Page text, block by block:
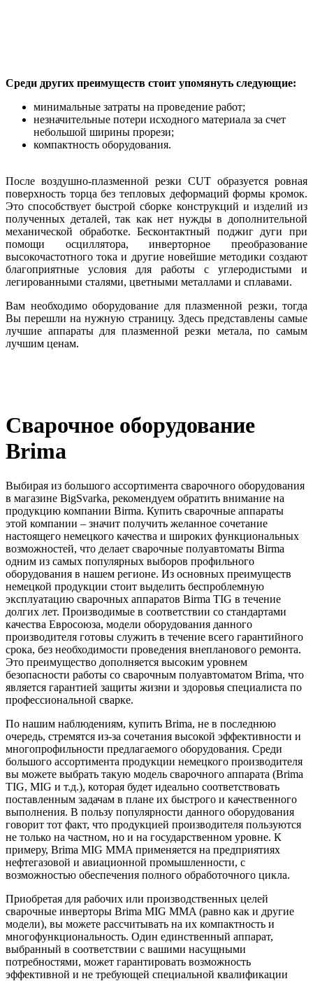
Среди других преимуществ стоит упомянуть следующие:
минимальные затраты на проведение работ;
незначительные потери исходного материала за счет
небольшой ширины прорези;
компактность оборудования.
После воздушно-плазменной резки CUT образуется ровная
поверхность торца без тепловых деформаций формы кромок.
Это способствует быстрой сборке конструкций и изделий из
полученных деталей, так как нет нужды в дополнительной
механической обработке. Бесконтактный поджиг дуги при
помощи осциллятора, инверторное преобразование
высокочастотного тока и другие новейшие методики создают
благоприятные условия для работы с углеродистыми и
легированными сталями, цветными металлами и сплавами.
Вам необходимо оборудование для плазменной резки, тогда
Вы перешли на нужную страницу. Здесь представлены самые
лучшие аппараты для плазменной резки метала, по самым
лучшим ценам.
Сварочное оборудование
Brima
Выбирая из большого ассортимента сварочного оборудования
в магазине BigSvarka, рекомендуем обратить внимание на
продукцию компании Birma. Купить сварочные аппараты
этой компании – значит получить желанное сочетание
настоящего немецкого качества и широких функциональных
возможностей, что делает сварочные полуавтоматы Birma
одним из самых популярных выборов профильного
оборудования в нашем регионе. Из основных преимуществ
немецкой продукции стоит выделить беспроблемную
эксплуатацию сварочных аппаратов Birma TIG в течение
долгих лет. Производимые в соответствии со стандартами
качества Евросоюза, модели оборудования данного
производителя готовы служить в течение всего гарантийного
срока, без необходимости проведения внепланового ремонта.
Это преимущество дополняется высоким уровнем
безопасности работы со сварочным полуавтоматом Brima, что
является гарантией защиты жизни и здоровья специалиста по
профессиональной сварке.
По нашим наблюдениям, купить Brima, не в последнюю
очередь, стремятся из-за сочетания высокой эффективности и
многопрофильности предлагаемого оборудования. Среди
большого ассортимента продукции немецкого производителя
вы можете выбрать такую модель сварочного аппарата (Brima
TIG, MIG и т.д.), которая будет идеально соответствовать
поставленным задачам в плане их быстрого и качественного
выполнения. В пользу популярности данного оборудования
говорит тот факт, что продукцией производителя пользуются
не только на частном, но и на государственном уровне. К
примеру, Brima MIG MMA применяется на предприятиях
нефтегазовой и авиационной промышленности, с
возможностью обеспечения полного обработочного цикла.
Приобретая для рабочих или производственных целей
сварочные инверторы Brima MIG MMA (равно как и другие
модели), вы можете рассчитывать на их компактность и
многофункциональность. Один единственный аппарат,
выбранный в соответствии с вашими насущными
потребностями, может гарантировать возможность
эффективной и не требующей специальной квалификации